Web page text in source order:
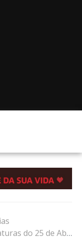
na Praça da República